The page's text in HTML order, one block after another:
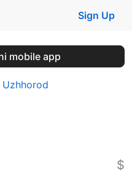
Sign Up
mobile app
Uzhhorod
$